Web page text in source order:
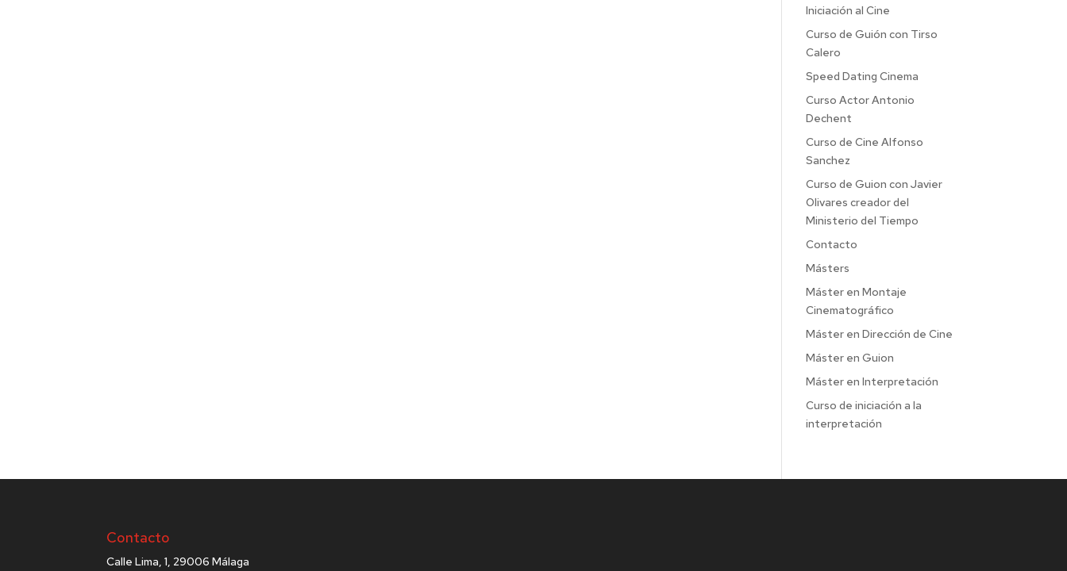
Iniciación al Cine
Curso de Guión con Tirso
Calero
Speed Dating Cinema
Curso Actor Antonio
Dechent
Curso de Cine Alfonso
Sanchez
Curso de Guion con Javier
Olivares creador del
Ministerio del Tiempo
Contacto
Másters
Máster en Montaje
Cinematográfico
Máster en Dirección de Cine
Máster en Guion
Máster en Interpretación
Curso de iniciación a la
interpretación
Contacto
Calle Lima, 1, 29006 Málaga